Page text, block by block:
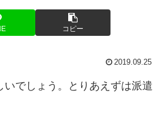
コピー
2019.09.25
でしょう。とりあえずは派遣